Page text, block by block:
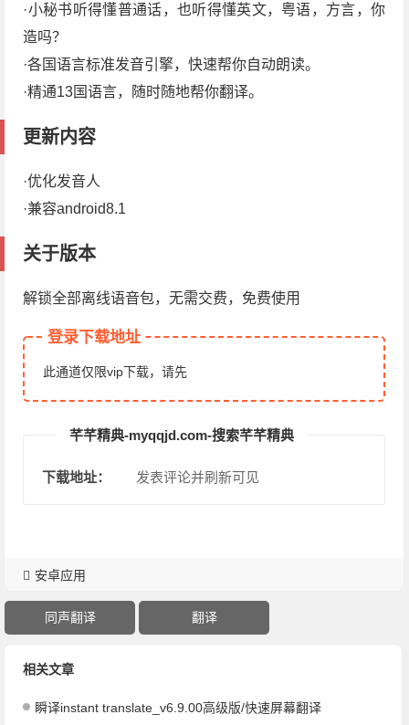
·小秘书听得懂普通话，也听得懂英文，粤语，方言，你
造吗？
·各国语言标准发音引擎，快速帮你自动朗读。
·精通13国语言，随时随地帮你翻译。
更新内容
·优化发音人
·兼容android8.1
关于版本
解锁全部离线语音包，无需交费，免费使用
登录下载地址
此通道仅限vip下载，请先
芊芊精典-myqqjd.com-搜索芊芊精典
下载地址： 发表评论并刷新可见
安卓应用
同声翻译 翻译
相关文章
瞬译instant translate_v6.9.00高级版/快速屏幕翻译